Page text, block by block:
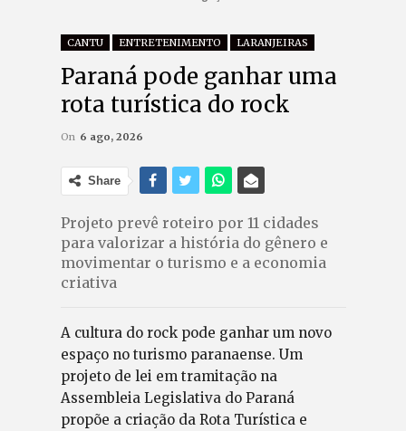
CANTU ENTRETENIMENTO LARANJEIRAS
Paraná pode ganhar uma
rota turística do rock
On 6 ago, 2026
Share
Projeto prevê roteiro por 11 cidades
para valorizar a história do gênero e
movimentar o turismo e a economia
criativa
A cultura do rock pode ganhar um novo
espaço no turismo paranaense. Um
projeto de lei em tramitação na
Assembleia Legislativa do Paraná
propõe a criação da Rota Turística e